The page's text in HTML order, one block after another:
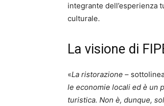
integrante dell’esperienza
culturale.
La visione di
«La ristorazione –
le economie locali ed è un
turistica. Non è, dunque,